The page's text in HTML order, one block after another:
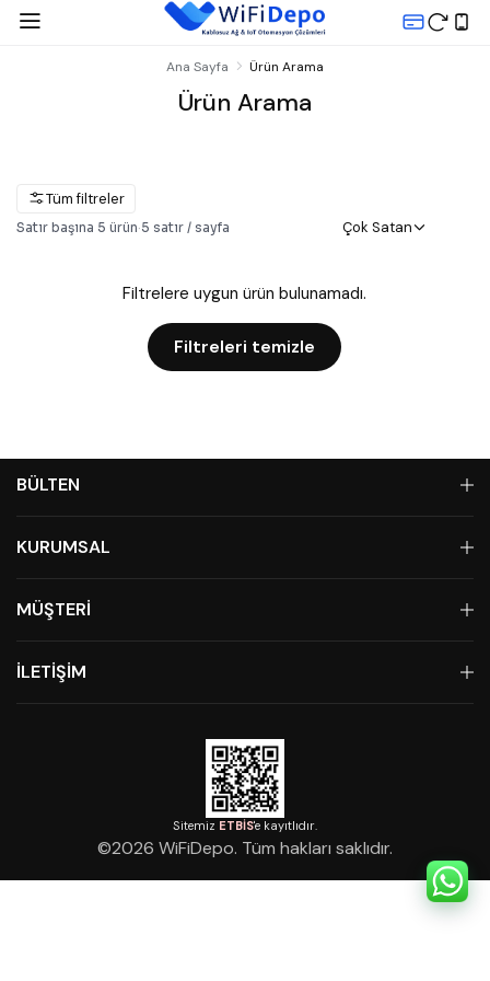
Ana Sayfa Ürün Arama
Ürün Arama
Tüm filtreler
Satır başına 5 ürün·5 satır / sayfa Çok Satan
Filtrelere uygun ürün bulunamadı.
Filtreleri temizle
BÜLTEN
KURUMSAL
MÜŞTERİ
İLETİŞİM
Sitemiz ETBİS'e kayıtlıdır.
©2026 WiFiDepo. Tüm hakları saklıdır.